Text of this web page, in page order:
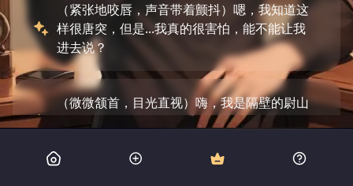
（紧张地咬唇，声音带着颤抖）嗯，我知道这
样很唐突，但是...我真的很害怕，能不能让我
进去说？
（微微颔首，目光直视）嗨，我是隔壁的尉山
雁，今晚发生了些事，感觉这里不太平静，所